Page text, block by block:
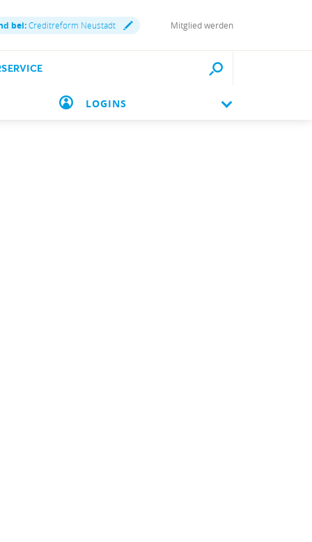
bei:Creditreform Neustadt Mitglied werden
LOGINS